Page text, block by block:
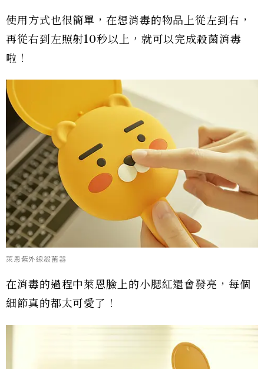
使用方式也很簡單，在想消毒的物品上從左到右，
再從右到左照射10秒以上，就可以完成殺菌消毒
啦！
萊恩紫外線殺菌器
在消毒的過程中萊恩臉上的小腮紅還會發亮，每個
細節真的都太可愛了！